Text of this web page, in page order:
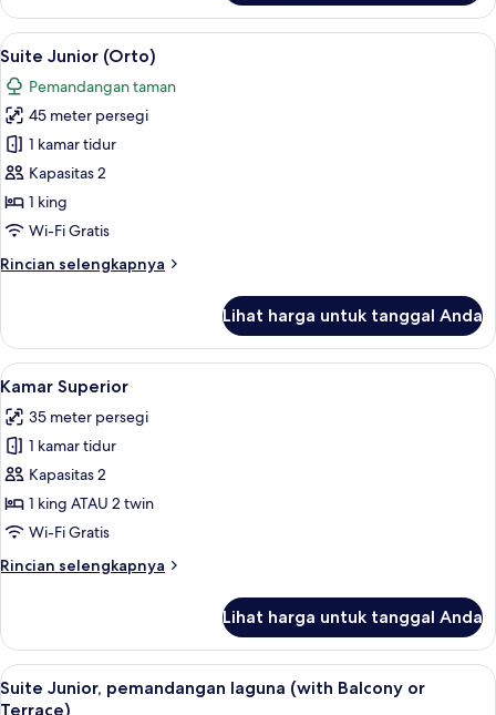
Kamar
Premium,
balkon,
pemandangan
laguna
Lihat
semua
foto
untuk
Suite
Junior
(Orto)
Suite Junior (Orto) | Seprai
6
Suite Junior (Orto)
Pemandangan taman
45 meter persegi
1 kamar tidur
Kapasitas 2
1 king
Wi-Fi Gratis
Rincian selengkapnya
Rincian
Suite
Junior
(Orto)
Lihat harga untuk tanggal Anda
Lihat
semua
foto
untuk
Kamar
Superior
Seprai antialergi, selimut bulu angsa,
1
Kamar Superior
35 meter persegi
1 kamar tidur
Kapasitas 2
1 king ATAU 2 twin
Wi-Fi Gratis
Rincian selengkapnya
Rincian
Kamar
Superior
Lihat harga untuk tanggal Anda
Lihat
semua
Suite Junior, pemandangan laguna
10
Suite Junior, pemandangan laguna (with Balcony or
Terrace)